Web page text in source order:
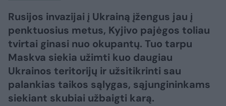
Rusijos invazijai į Ukrainą įžengus jau į
penktuosius metus, Kyjivo pajėgos toliau
tvirtai ginasi nuo okupantų. Tuo tarpu
Maskva siekia užimti kuo daugiau
Ukrainos teritorijų ir užsitikrinti sau
palankias taikos sąlygas, sąjungininkams
siekiant skubiai užbaigti karą.​​​​​​​​​​​​​​​​​​​​​​​​​​​